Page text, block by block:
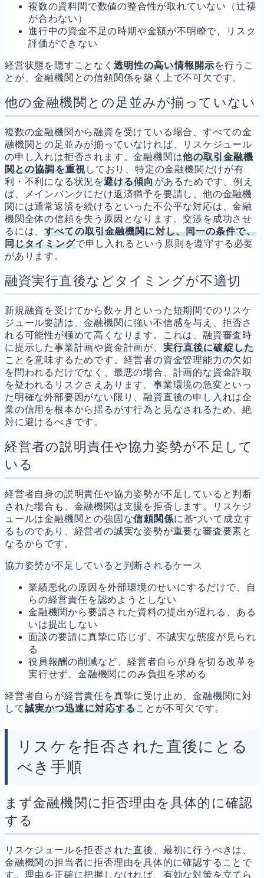
複数の資料間で数値の整合性が取れていない（辻褄
が合わない）
進行中の資金不足の時期や金額が不明瞭で、リスク
評価ができない
経営状態を隠すことなく 透明性の高い情報開示を行うこ
とが、金融機関との信頼関係を築く上で不可欠です。
他の金融機関との足並みが揃っていない
複数の金融機関から融資を受けている場合、すべての金
融機関との足並みが揃っていなければ、リスケジュール
の申し入れは拒否されます。金融機関は他の取引金融機
関との協調を重視しており、特定の金融機関だけが有
利・不利になる状況を避ける傾向があるためです。例え
ば、メインバンクにだけ返済猶予を要請し、他の金融機
関には通常返済を続けるといった不公平な対応は、金融
機関全体の信頼を失う原因となります。交渉を成功させ
るには、すべての取引金融機関に対し、同一の条件で、
同じタイミングで申し入れるという原則を遵守する必要
があります。
融資実行直後などタイミングが不適切
新規融資を受けてから数ヶ月といった短期間でのリスケ
ジュール要請は、金融機関に強い不信感を与え、拒否さ
れる可能性が極めて高くなります。これは、融資審査時
に提示した事業計画や資金計画が、 実行直後に破綻した
ことを意味するためです。経営者の資金管理能力の欠如
を問われるだけでなく、最悪の場合、計画的な資金詐取
を疑われるリスクさえあります。事業環境の急変といっ
た明確な外部要因がない限り、融資直後の申し入れは企
業の信用を根本から揺るがす行為と見なされるため、絶
対に避けるべきです。
経営者の説明責任や協力姿勢が不足して
いる
経営者自身の説明責任や協力姿勢が不足していると判断
された場合も、金融機関は支援を拒否します。リスケジ
ュールは金融機関との強固な信頼関係に基づいて成立す
るものであり、経営者の誠実な姿勢が重要な審査要素と
なるからです。
協力姿勢が不足していると判断されるケース
業績悪化の原因を外部環境のせいにするだけで、自
らの経営責任を認めようとしない
金融機関から要請された資料の提出が遅れる、ある
いは提出しない
面談の要請に真摯に応じず、不誠実な態度が見られ
る
役員報酬の削減など、経営者自らが身を切る改革を
実行せず、金融機関にのみ負担を求める
経営者自らが経営責任を真摯に受け止め、金融機関に対
して誠実かつ迅速に対応することが不可欠です。
リスケを拒否された直後にとる
べき手順
まず金融機関に拒否理由を具体的に確認
する
リスケジュールを拒否された直後、最初に行うべきは、
金融機関の担当者に拒否理由を具体的に確認することで
す。理由を正確に把握しなければ、有効な対策を立てら